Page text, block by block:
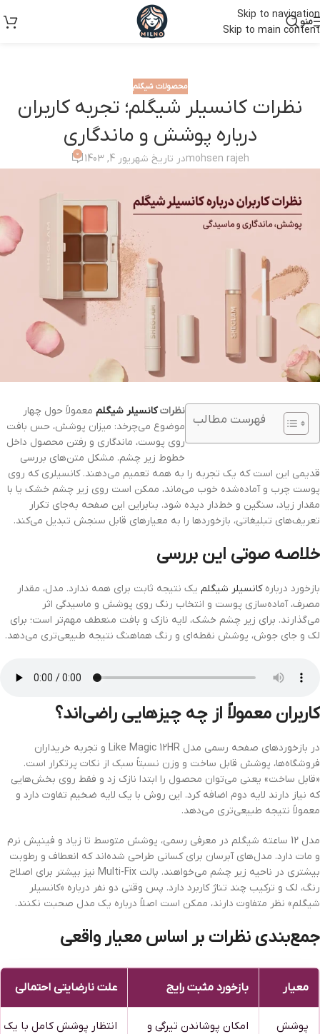
Skip to navigation
Skip to main content
منو
محصولات شیگلم
نظرات کانسیلر شیگلم؛ تجربه کاربران
درباره پوشش و ماندگاری
mohsen rajehدر تاریخ شهریور 4, 1403 0
فهرست مطالب
نظراتکانسیلر شیگلم معمولاً حول چهار
موضوع می‌چرخد: میزان پوشش، حس بافت
روی پوست، ماندگاری و رفتن محصول داخل
خطوط زیر چشم. مشکل متن‌های بررسی
قدیمی این است که یک تجربه را به همه تعمیم می‌دهند. کانسیلری که روی
پوست چرب و آماده‌شده خوب می‌ماند، ممکن است روی زیر چشم خشک یا با
مقدار زیاد، سنگین و خط‌دار دیده شود. بنابراین این صفحه به‌جای تکرار
تعریف‌های تبلیغاتی، بازخوردها را به معیارهای قابل سنجش تبدیل می‌کند.
خلاصه صوتی این بررسی
بازخورد دربارهکانسیلر شیگلم یک نتیجه ثابت برای همه ندارد. مدل، مقدار
مصرف، آماده‌سازی پوست و انتخاب رنگ روی پوشش و ماسیدگی اثر
می‌گذارند. برای زیر چشم خشک، لایه نازک و بافت منعطف مهم‌تر است؛ برای
لک و جای جوش، پوشش نقطه‌ای و رنگ هماهنگ نتیجه طبیعی‌تری می‌دهد.
کاربران معمولاً از چه چیزهایی راضی‌اند؟
در بازخوردهای صفحه رسمی مدل Like Magic 12HR و تجربه خریداران
فروشگاه‌ها، پوشش قابل ساخت و وزن نسبتاً سبک از نکات پرتکرار است.
«قابل ساخت» یعنی می‌توان محصول را ابتدا نازک زد و فقط روی بخش‌هایی
که نیاز دارند لایه دوم اضافه کرد. این روش با یک لایه ضخیم تفاوت دارد و
معمولاً نتیجه طبیعی‌تری می‌دهد.
مدل 12 ساعته شیگلم در معرفی رسمی، پوشش متوسط تا زیاد و فینیش نرم
و مات دارد. مدل‌های آبرسان برای کسانی طراحی شده‌اند که انعطاف و رطوبت
بیشتری در ناحیه زیر چشم می‌خواهند. پالت Multi-Fix نیز بیشتر برای اصلاح
رنگ، لک و ترکیب چند تناژ کاربرد دارد. پس وقتی دو نفر درباره «کانسیلر
شیگلم» نظر متفاوت دارند، ممکن است اصلاً درباره یک مدل صحبت نکنند.
جمع‌بندی نظرات بر اساس معیار واقعی
معیار بازخورد مثبت رایج علت نارضایتی احتمالی
پوشش
امکان پوشاندن تیرگی و
انتظار پوشش کامل با یک